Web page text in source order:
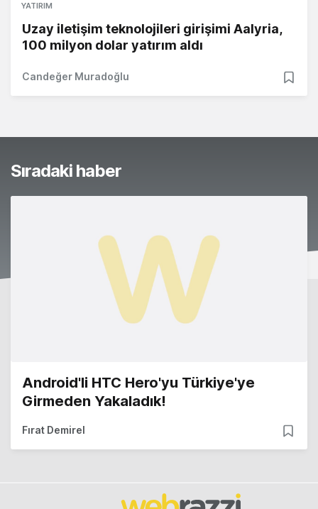
YATIRIM
Uzay iletişim teknolojileri girişimi Aalyria,
100 milyon dolar yatırım aldı
Candeğer Muradoğlu
Sıradaki haber
Android'li HTC Hero'yu Türkiye'ye
Girmeden Yakaladık!
Fırat Demirel